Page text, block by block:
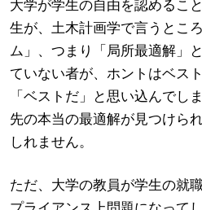
大学が学生の自由を認めるこ
生が、土木計画学で言うとこ
ム」、つまり「局所最適解」
ていない者が、ホントはベス
「ベストだ」と思い込んでし
先の本当の最適解が見つけら
しれません。
ただ、大学の教員が学生の就